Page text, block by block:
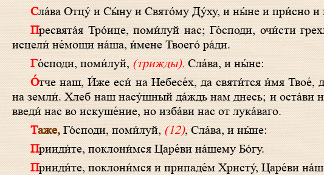
Сла́ва Отцу́ и Сы́ну и Свято́му Ду́ху, и ны́не и при́сно и
Пресвята́я Тро́ице, поми́луй нас; Го́споди, очи́сти грехи́ на́ша; Влады́ко, прости́ беззако́ния на́ша; Святы́й, посети́ и
исцели́ не́мощи на́ша, и́мене Твоего́ ра́ди.
Го́споди, поми́луй,(трижды).Сла́ва, и ны́не:
О́тче наш, И́же еси́ на Небесе́х, да святи́тся и́мя Твое́, да прии́дет Ца́рствие Твое́, да бу́дет во́ля Твоя́, я́ко на Небеси́ и
на земли́. Хлеб наш насу́щный да́ждь нам днесь; и
введи́ нас во искуше́ние, но изба́ви нас от лука́ваго.
Таже,Го́споди, поми́луй,(12), Сла́ва, и ны́не:
Прииди́те, поклони́мся Царе́ви на́шему Бо́гу.
Прииди́те, поклони́мся и припаде́м Христу́, Царе́ви